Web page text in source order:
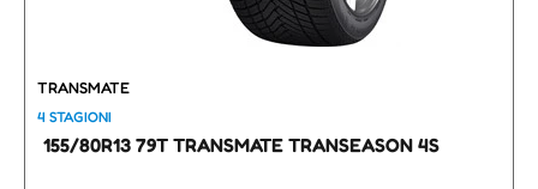
TRANSMATE
4 STAGIONI
155/80R13 79T TRANSMATE TRANSEASON 4S